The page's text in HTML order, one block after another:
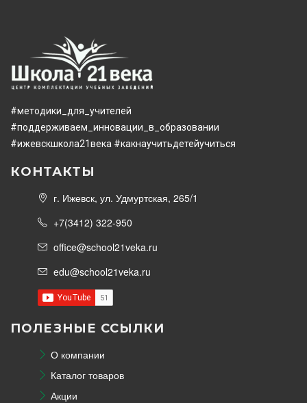
#методики_для_учителей
#поддерживаем_инновации_в_образовании
#ижевскшкола21века #какнаучитьдетейучиться
КОНТАКТЫ
г. Ижевск, ул. Удмуртская, 265/1
+7(3412) 322-950
office@school21veka.ru
edu@school21veka.ru
ПОЛЕЗНЫЕ ССЫЛКИ
О компании
Каталог товаров
Акции